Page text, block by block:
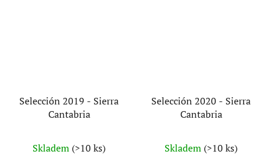
Selección 2019 - Sierra
Cantabria
Skladem (>10 ks)
Selección 2020 - Sierra
Cantabria
Skladem (>10 ks)